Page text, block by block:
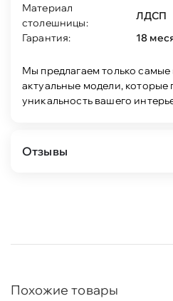
Материал
столешницы:
ЛДСП
Гарантия:
18
Мы предлагаем только
актуальные модели, которые
уникальность вашего
Отзывы
Похожие товары